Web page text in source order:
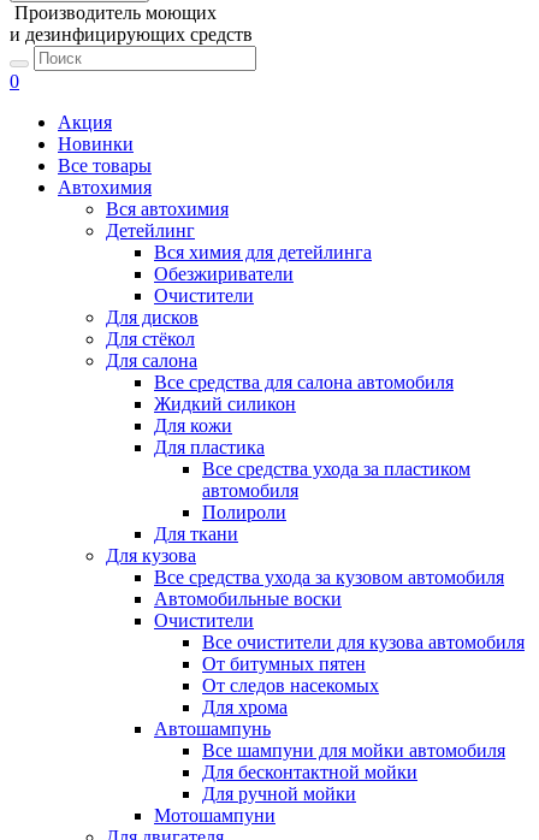
Производитель моющих
и дезинфицирующих средств
0
Акция
Новинки
Все товары
Автохимия
Вся автохимия
Детейлинг
Вся химия для детейлинга
Обезжириватели
Очистители
Для дисков
Для стёкол
Для салона
Все средства для салона автомобиля
Жидкий силикон
Для кожи
Для пластика
Все средства ухода за пластиком
автомобиля
Полироли
Для ткани
Для кузова
Все средства ухода за кузовом автомобиля
Автомобильные воски
Очистители
Все очистители для кузова автомобиля
От битумных пятен
От следов насекомых
Для хрома
Автошампунь
Все шампуни для мойки автомобиля
Для бесконтактной мойки
Для ручной мойки
Мотошампуни